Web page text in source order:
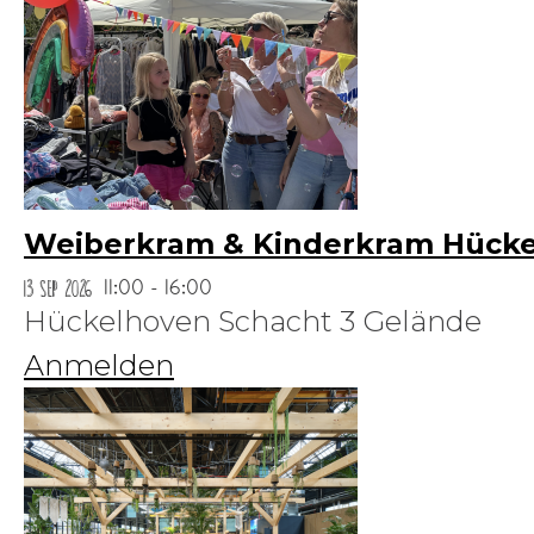
Weiberkram & Kinderkram
13 Sep 2026 11:00 - 16:00
Hückelhoven Schacht 3 Gelände
Anmelden